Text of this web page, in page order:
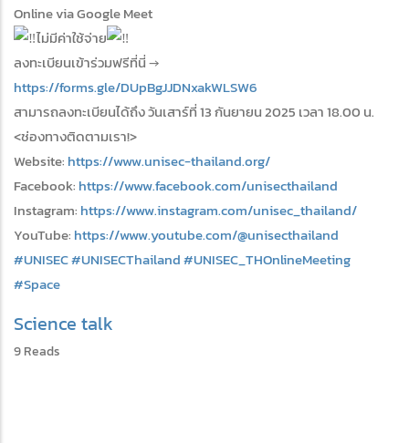
Online via Google Meet
ไม่มีค่าใช้จ่าย
ลงทะเบียนเข้าร่วมฟรีที่นี่ →
https://forms.gle/DUpBgJJDNxakWLSW6
สามารถลงทะเบียนได้ถึง วันเสาร์ที่ 13 กันยายน 2025 เวลา 18.00 น.
<ช่องทางติดตามเรา!>
Website: https://www.unisec-thailand.org/
Facebook: https://www.facebook.com/unisecthailand
Instagram: https://www.instagram.com/unisec_thailand/
YouTube: https://www.youtube.com/@unisecthailand
#UNISEC#UNISECThailand#UNISEC_THOnlineMeeting
#Space
Science talk
9 Reads